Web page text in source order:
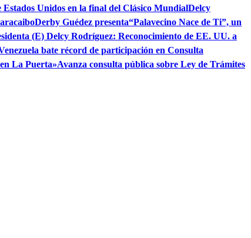
Unidos en la final del Clásico MundialDelcy
Derby Guédez presenta“Palavecino Nace de Ti”, un
(E) Delcy Rodríguez: Reconocimiento de EE. UU. a
bate récord de participación en Consulta
La Puerta»Avanza consulta pública sobre Ley de Trámites